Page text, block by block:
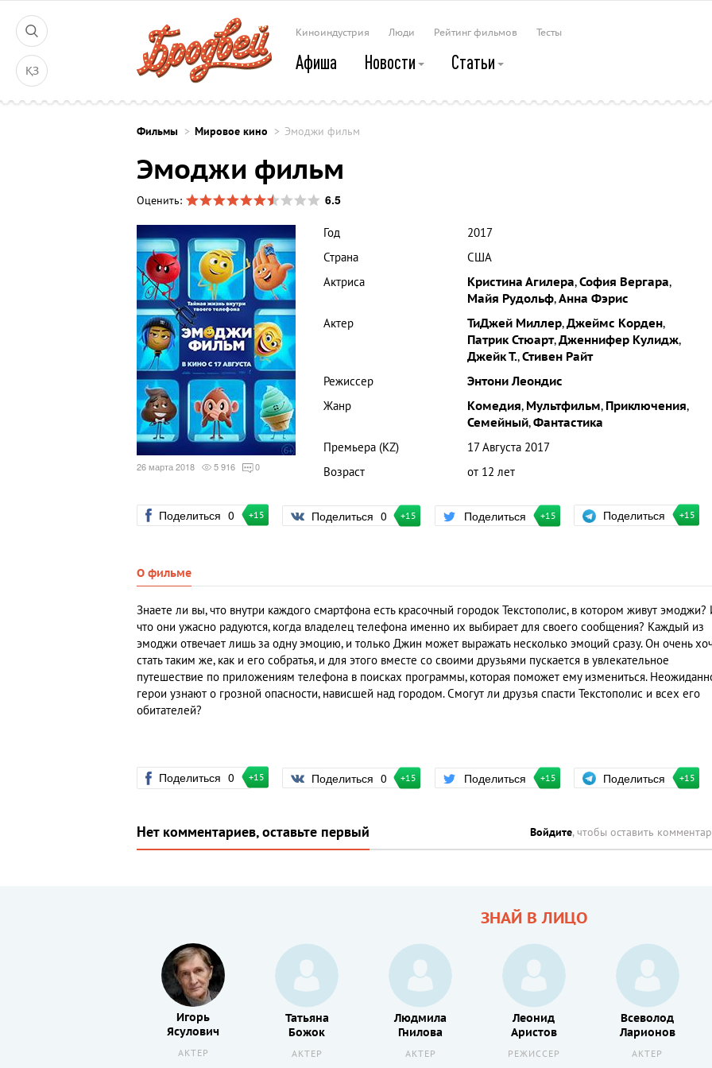
ҚЗ
Киноиндустрия Люди Рейтинг фильмов Тесты
Афиша Новости Статьи
Фильмы Мировое кино Эмоджи фильм
Эмоджи фильм
Оценить: 6.5
26 марта 2018 5 916 0
Год
2017
Страна
США
Актриса
Кристина Агилера,София Вергара,
Майя Рудольф,Анна Фэрис
Актер
ТиДжей Миллер,Джеймс Корден,
Патрик Стюарт,Дженнифер Кулидж,
Джейк Т.,Стивен Райт
Режиссер
Энтони Леондис
Жанр
Комедия, Мультфильм, Приключения,
Семейный,Фантастика
Премьера (KZ)
17 Августа 2017
Возраст
от 12 лет
Поделиться 0 +15 Поделиться 0 +15 Поделиться +15 Поделиться +15
О фильме
Знаете ли вы, что внутри каждого смартфона есть красочный городок Текстополис, в котором живут эмоджи?
что они ужасно радуются, когда владелец телефона именно их выбирает для своего сообщения? Каждый из
эмоджи отвечает лишь за одну эмоцию, и только Джин может выражать несколько эмоций сразу. Он очень
стать таким же, как и его собратья, и для этого вместе со своими друзьями пускается в увлекательное
путешествие по приложениям телефона в поисках программы, которая поможет ему измениться.
герои узнают о грозной опасности, нависшей над городом. Смогут ли друзья спасти Текстополис и всех его
обитателей?
Поделиться 0 +15 Поделиться 0 +15 Поделиться +15 Поделиться +15
Нет комментариев, оставьте первый Войдите, чтобы оставить
ЗНАЙ В ЛИЦО
Игорь
Ясулович
АКТЕР
Татьяна
Божок
АКТЕР
Людмила
Гнилова
АКТЕР
Леонид
Аристов
РЕЖИССЕР
Всеволод
Ларионов
АКТЕР